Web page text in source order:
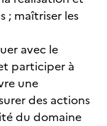
; maîtriser les
avec le
participer à
une
des actions
du domaine